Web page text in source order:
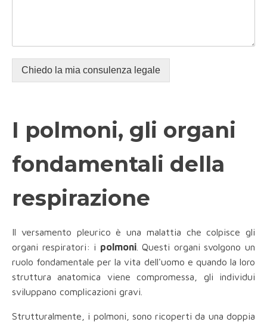
Chiedo la mia consulenza legale
I polmoni, gli organi
fondamentali della
respirazione
Il versamento pleurico è una malattia che colpisce gli
organi respiratori: i polmoni. Questi organi svolgono un
ruolo fondamentale per la vita dell'uomo e quando la loro
struttura anatomica viene compromessa, gli individui
sviluppano complicazioni gravi.
Strutturalmente, i polmoni, sono ricoperti da una doppia